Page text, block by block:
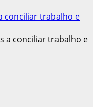
conciliar trabalho e